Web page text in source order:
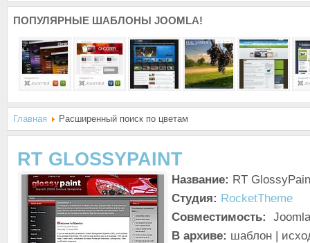
ПОПУЛЯРНЫЕ ШАБЛОНЫ JOOMLA!
Главная Расширенный поиск по цветам
RT GLOSSYPAINT
Название: RT
Студия: RocketTheme
Совместимость:
В архиве: шаблон |